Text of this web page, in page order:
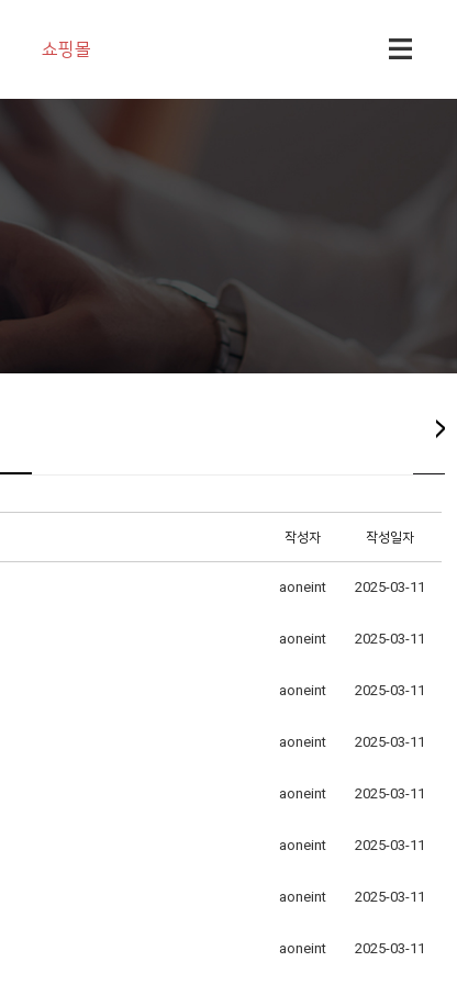
쇼핑몰
작성자 작성일자
aoneint 2025-03-11
aoneint 2025-03-11
aoneint 2025-03-11
aoneint 2025-03-11
aoneint 2025-03-11
aoneint 2025-03-11
aoneint 2025-03-11
aoneint 2025-03-11